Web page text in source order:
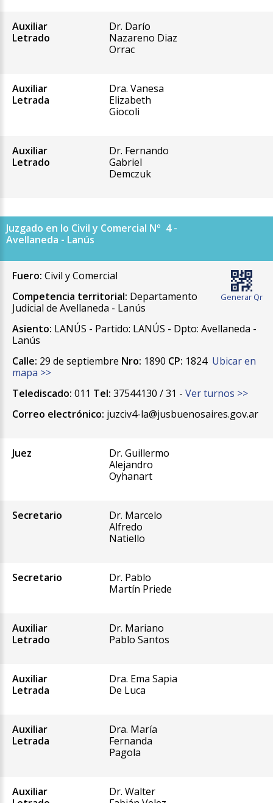
Auxiliar
Letrado
Dr. Darío
Nazareno Diaz
Orrac
Auxiliar
Letrada
Dra. Vanesa
Elizabeth
Giocoli
Auxiliar
Letrado
Dr. Fernando
Gabriel
Demczuk
Juzgado en lo Civil y Comercial Nº 4 -
Avellaneda - Lanús
Generar Qr
Fuero: Civil y Comercial
Competencia territorial: Departamento
Judicial de Avellaneda - Lanús
Asiento: LANÚS - Partido: LANÚS - Dpto: Avellaneda -
Lanús
Calle: 29 de septiembre Nro: 1890 CP: 1824 Ubicar en
mapa >>
Telediscado: 011 Tel: 37544130 / 31 - Ver turnos >>
Correo electrónico: juzciv4-la@jusbuenosaires.gov.ar
Juez
Dr. Guillermo
Alejandro
Oyhanart
Secretario
Dr. Marcelo
Alfredo
Natiello
Secretario
Dr. Pablo
Martín Priede
Auxiliar
Letrado
Dr. Mariano
Pablo Santos
Auxiliar
Letrada
Dra. Ema Sapia
De Luca
Auxiliar
Letrada
Dra. María
Fernanda
Pagola
Auxiliar
Dr. Walter